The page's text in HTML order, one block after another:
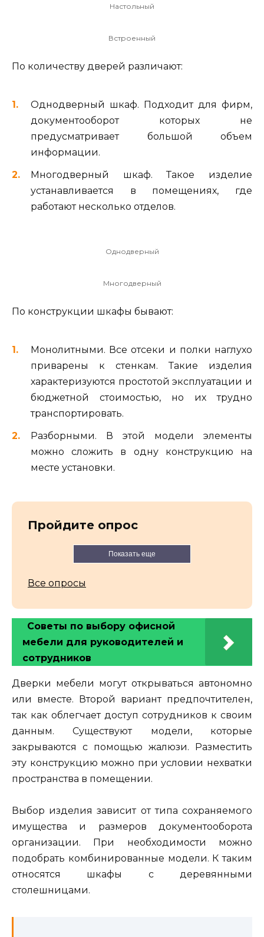
Настольный
Встроенный
По количеству дверей различают:
Однодверный шкаф. Подходит для фирм,
документооборот которых не
предусматривает большой объем
информации.
Многодверный шкаф. Такое изделие
устанавливается в помещениях, где
работают несколько отделов.
Однодверный
Многодверный
По конструкции шкафы бывают:
Монолитными. Все отсеки и полки наглухо
приварены к стенкам. Такие изделия
характеризуются простотой эксплуатации и
бюджетной стоимостью, но их трудно
транспортировать.
Разборными. В этой модели элементы
можно сложить в одну конструкцию на
месте установки.
Пройдите опрос
Показать еще
Все опросы
Советы по выбору офисной
мебели для руководителей и
сотрудников
Дверки мебели могут открываться автономно
или вместе. Второй вариант предпочтителен,
так как облегчает доступ сотрудников к своим
данным. Существуют модели, которые
закрываются с помощью жалюзи. Разместить
эту конструкцию можно при условии нехватки
пространства в помещении.
Выбор изделия зависит от типа сохраняемого
имущества и размеров документооборота
организации. При необходимости можно
подобрать комбинированные модели. К таким
относятся шкафы с деревянными
столешницами.